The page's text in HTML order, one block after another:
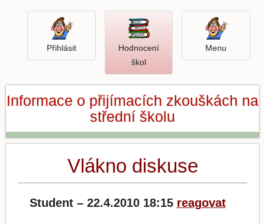
Menu
Hodnocení
školOtevři
hodnocení
PřihlásitPřihlásit
Informace o přijímacích zkouškách na
střední školu
Vlákno diskuse
Student – 22.4.2010 18:15 reagovat